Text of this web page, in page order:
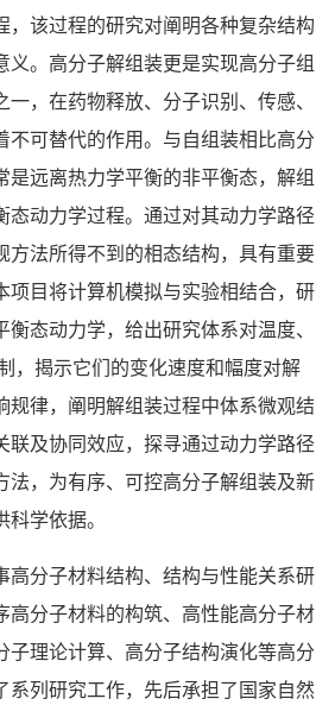
，该过程的研究对阐明各种复杂结构
义。高分子解组装更是实现高分子组
，在药物释放、分子识别、传感、
不可替代的作用。与自组装相比高分
是远离热力学平衡的非平衡态，解组
态动力学过程。通过对其动力学路径
方法所得不到的相态结构，具有重要
项目将计算机模拟与实验相结合，研
衡态动力学，给出研究体系对温度、
，揭示它们的变化速度和幅度对解
规律，阐明解组装过程中体系微观结
联及协同效应，探寻通过动力学路径
法，为有序、可控高分子解组装及新
学依据。
高分子材料结构、结构与性能关系研
高分子材料的构筑、高性能高分子材
子理论计算、高分子结构演化等高分
系列研究工作，先后承担了国家自然